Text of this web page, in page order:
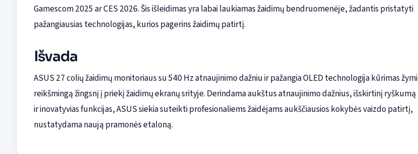
Gamescom 2025 ar CES 2026. Šis išleidimas yra labai laukiamas žaidimų bendruomenėje, žadantis pristatyti
pažangiausias technologijas, kurios pagerins žaidimų patirtį.
Išvada
ASUS 27 colių žaidimų monitoriaus su 540 Hz atnaujinimo dažniu ir pažangia OLED technologija kūrimas žymi
reikšmingą žingsnį į priekį žaidimų ekranų srityje. Derindama aukštus atnaujinimo dažnius, išskirtinį ryškumą
ir inovatyvias funkcijas, ASUS siekia suteikti profesionaliems žaidėjams aukščiausios kokybės vaizdo patirtį,
nustatydama naują pramonės etaloną.